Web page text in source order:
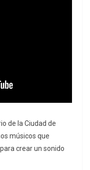
de la Ciudad de
músicos que
crear un sonido